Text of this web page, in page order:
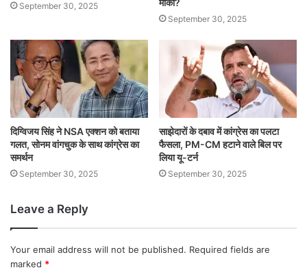
September 30, 2025 मौका?
September 30, 2025
दिग्विजय सिंह ने NSA एक्शन को बताया
गलत, सोनम वांगचुक के साथ कांग्रेस का
समर्थन
September 30, 2025
साझेदारों के दबाव में कांग्रेस का पलटा
फैसला, PM-CM हटाने वाले बिल पर
लिया यू-टर्न
September 30, 2025
Leave a Reply
Your email address will not be published. Required fields are
marked *